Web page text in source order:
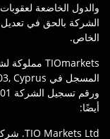
الشركة بالحق في تعديل
الخاص.
أيضًا: